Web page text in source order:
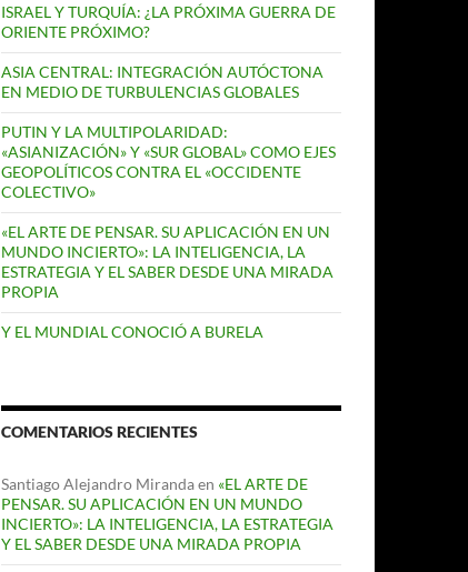
ISRAEL Y TURQUÍA: ¿LA PRÓXIMA GUERRA DE
ORIENTE PRÓXIMO?
ASIA CENTRAL: INTEGRACIÓN AUTÓCTONA
EN MEDIO DE TURBULENCIAS GLOBALES
PUTIN Y LA MULTIPOLARIDAD:
«ASIANIZACIÓN» Y «SUR GLOBAL» COMO EJES
GEOPOLÍTICOS CONTRA EL «OCCIDENTE
COLECTIVO»
«EL ARTE DE PENSAR. SU APLICACIÓN EN UN
MUNDO INCIERTO»: LA INTELIGENCIA, LA
ESTRATEGIA Y EL SABER DESDE UNA MIRADA
PROPIA
Y EL MUNDIAL CONOCIÓ A BURELA
COMENTARIOS RECIENTES
Santiago Alejandro Mirandaen «EL ARTE DE
PENSAR. SU APLICACIÓN EN UN MUNDO
INCIERTO»: LA INTELIGENCIA, LA ESTRATEGIA
Y EL SABER DESDE UNA MIRADA PROPIA